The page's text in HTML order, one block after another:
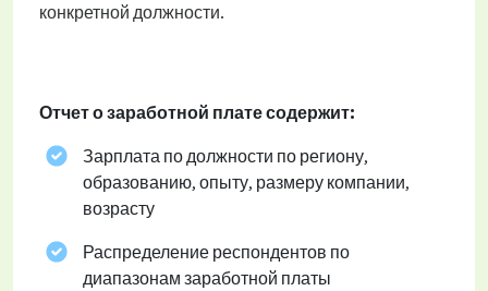
конкретной должности.
Отчет о заработной плате содержит:
Зарплата по должности по региону,
образованию, опыту, размеру компании,
возрасту
Распределение респондентов по
диапазонам заработной платы